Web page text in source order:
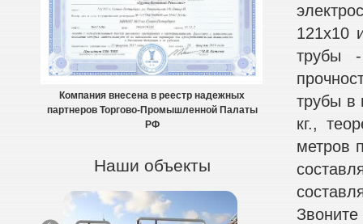
Компания внесена в реестр надежных
партнеров Торгово-Промышленной Палаты
РФ
Наши объекты
121х10
трубы
трубы в
кг.,
метров